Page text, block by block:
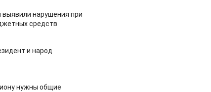
нарушения при
средств
и народ
нужны общие